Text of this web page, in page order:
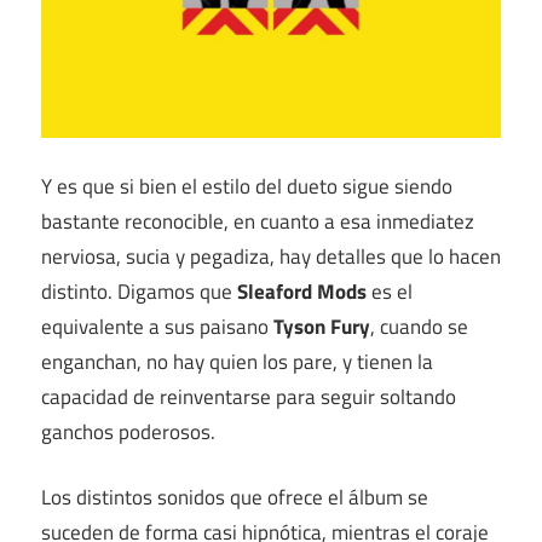
Y es que si bien el estilo del dueto sigue siendo
bastante reconocible, en cuanto a esa inmediatez
nerviosa, sucia y pegadiza, hay detalles que lo hacen
distinto. Digamos queSleaford Modses el
equivalente a sus paisanoTyson Fury, cuando se
enganchan, no hay quien los pare, y tienen la
capacidad de reinventarse para seguir soltando
ganchos poderosos.
Los distintos sonidos que ofrece el álbum se
suceden de forma casi hipnótica, mientras el coraje